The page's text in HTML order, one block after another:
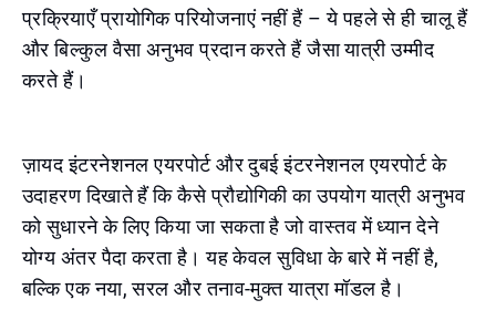
प्रक्रियाएँ प्रायोगिक परियोजनाएं नहीं हैं – ये पहले से ही चालू हैं
और बिल्कुल वैसा अनुभव प्रदान करते हैं जैसा यात्री उम्मीद
करते हैं।
ज़ायद इंटरनेशनल एयरपोर्ट और दुबई इंटरनेशनल एयरपोर्ट के
उदाहरण दिखाते हैं कि कैसे प्रौद्योगिकी का उपयोग यात्री अनुभव
को सुधारने के लिए किया जा सकता है जो वास्तव में ध्यान देने
योग्य अंतर पैदा करता है। यह केवल सुविधा के बारे में नहीं है,
बल्कि एक नया, सरल और तनाव-मुक्त यात्रा मॉडल है।